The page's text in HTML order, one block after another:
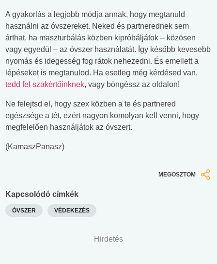
A gyakorlás a legjobb módja annak, hogy megtanuld
használni az óvszereket. Neked és partnerednek sem
árthat, ha maszturbálás közben kipróbáljátok – közösen
vagy egyedül – az óvszer használatát. Így később kevesebb
nyomás és idegesség fog rátok nehezedni. És emellett a
lépéseket is megtanulod. Ha esetleg még kérdésed van,
tedd fel szakértőinknek, vagy böngéssz az oldalon!
Ne felejtsd el, hogy szex közben a te és partnered
egészsége a tét, ezért nagyon komolyan kell venni, hogy
megfelelően használjátok az óvszert.
(KamaszPanasz)
MEGOSZTOM
Kapcsolódó címkék
ÓVSZER VÉDEKEZÉS
Hirdetés